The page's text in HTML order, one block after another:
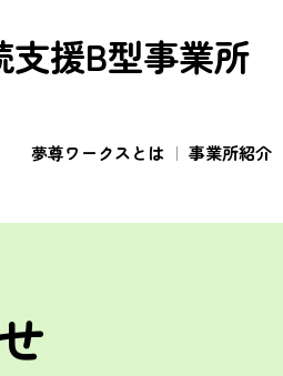
援B型事業所
夢尊ワークスとは 事業所紹介